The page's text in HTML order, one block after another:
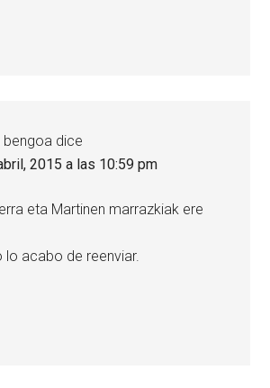
bengoa dice
2015 a las 10:59 pm
eta Martinen marrazkiak ere
lo acabo de reenviar.